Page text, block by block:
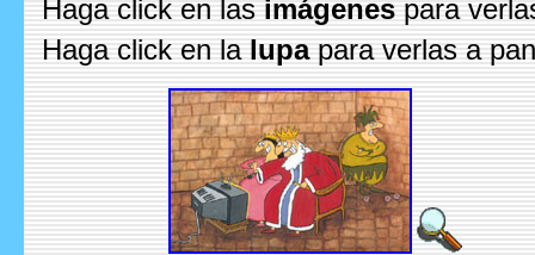
Haga click en las imágenes para
Haga click en la lupapara verlas a